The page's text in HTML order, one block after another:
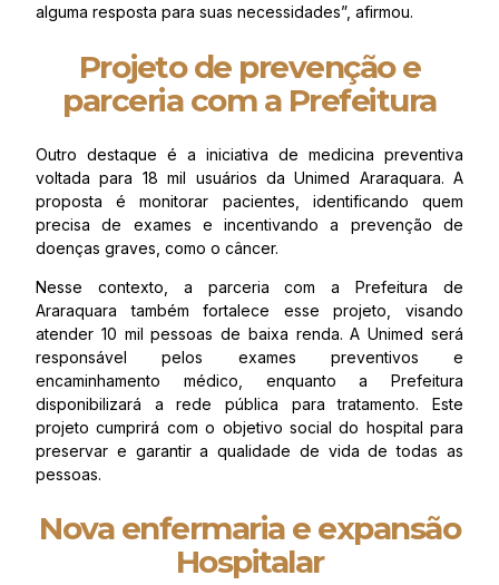
alguma resposta para suas necessidades”, afirmou.
Projeto de prevenção e
parceria com a Prefeitura
Outro destaque é a iniciativa de medicina preventiva
voltada para 18 mil usuários da Unimed Araraquara. A
proposta é monitorar pacientes, identificando quem
precisa de exames e incentivando a prevenção de
doenças graves, como o câncer.
Nesse contexto, a parceria com a Prefeitura de
Araraquara também fortalece esse projeto, visando
atender 10 mil pessoas de baixa renda. A Unimed será
responsável pelos exames preventivos e
encaminhamento médico, enquanto a Prefeitura
disponibilizará a rede pública para tratamento. Este
projeto cumprirá com o objetivo social do hospital para
preservar e garantir a qualidade de vida de todas as
pessoas.
Nova enfermaria e expansão
Hospitalar